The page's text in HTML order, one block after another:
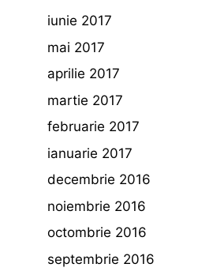
iunie 2017
mai 2017
aprilie 2017
martie 2017
februarie 2017
ianuarie 2017
decembrie 2016
noiembrie 2016
octombrie 2016
septembrie 2016